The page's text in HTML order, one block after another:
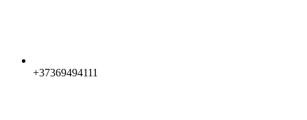
+37369494111